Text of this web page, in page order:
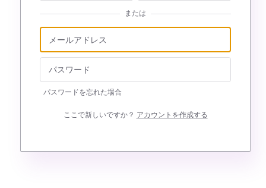
または
パスワードを忘れた場合
ここで新しいですか？ アカウントを作成する